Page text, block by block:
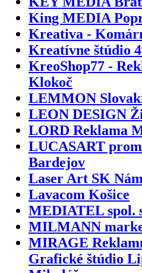
King MEDIA
Kreativa -
Kreatívne štúdio
KreoShop77 -
Klokoč
LEMMON
LEON DESIGN
LORD Reklama
LUCASART
Bardejov
Laser Art SK
Lavacom Košice
MEDIATEL spol.
MILMANN
MIRAGE
Grafické štúdio